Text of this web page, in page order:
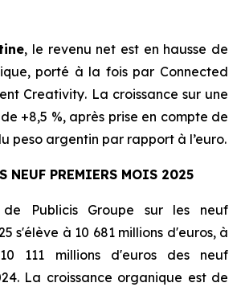
, le revenu net est en hausse de
porté à la fois par Connected
Creativity. La croissance sur une
+8,5 %, après prise en compte de
peso argentin par rapport à l’euro.
NEUF PREMIERS MOIS 2025
Publicis Groupe sur les neuf
s'élève à 10 681 millions d'euros, à
111 millions d'euros des neuf
La croissance organique est de